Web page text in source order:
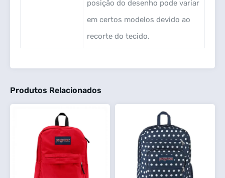
posição do desenho pode variar
em certos modelos devido ao
recorte do tecido.
Produtos Relacionados